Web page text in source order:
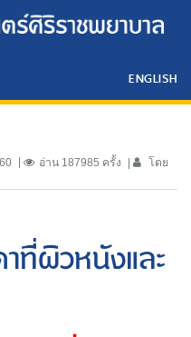
ENGLISH
อ่าน 187985 ครั้ง โดย
ที่ผิวหนังและ